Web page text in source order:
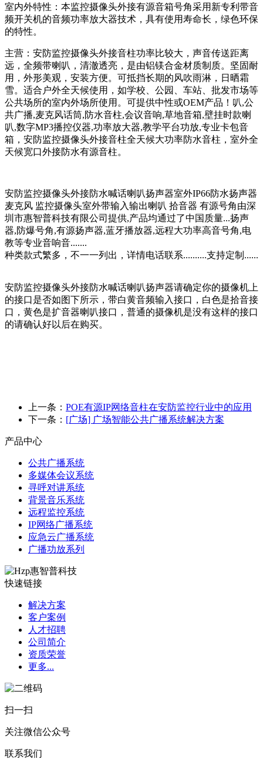
室内外特性：本监控摄像头外接有源音箱号角采用新专利带音
频开关机的音频功率放大器技术，具有使用寿命长，绿色环保
的特性。
主营：安防监控摄像头外接音柱功率比较大，声音传送距离
远，全频带喇叭，清澈透亮，是由铝镁合金材质制质。坚固耐
用，外形美观，安装方便。可抵挡长期的风吹雨淋，日晒霜
雪。适合户外全天候使用，如学校、公园、车站、批发市场等
公共场所的室内外场所使用。可提供中性或OEM产品！叭,公
共广播,麦克风话筒,防水音柱,会议音响,草地音箱,壁挂时款喇
叭,数字MP3播控仪器,功率放大器,教学平台功放,专业卡包音
箱，安防监控摄像头外接音柱全天候大功率防水音柱，室外全
天候宽口外接防水有源音柱。
安防监控摄像头外接防水喊话喇叭扬声器室外IP66防水扬声器
麦克风 监控摄像头室外带输入输出喇叭 拾音器 有源号角由深
圳市惠智普科技有限公司提供,产品均通过了中国质量...扬声
器,防爆号角,有源扬声器,蓝牙播放器,远程大功率高音号角,电
教等专业音响音.......
种类款式繁多，不一一列出，详情电话联系..........支持定制......
安防监控摄像头外接防水喊话喇叭扬声器请确定你的摄像机上
的接口是否如图下所示，带白黄音频输入接口，白色是拾音接
口，黄色是扩音器喇叭接口，普通的摄像机是没有这样的接口
的请确认好以后在购买。
上一条： POE有源IP网络音柱在安防监控行业中的应用
下一条： [广场] 广场智能公共广播系统解决方案
产品中心
公共广播系统
多媒体会议系统
寻呼对讲系统
背景音乐系统
远程监控系统
IP网络广播系统
应急云广播系统
广播功放系列
快速链接
解决方案
客户案例
人才招聘
公司简介
资质荣誉
更多...
扫一扫
关注微信公众号
联系我们